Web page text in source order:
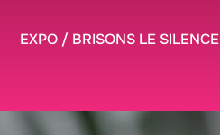
EXPO / BRISONS LE SILENCE